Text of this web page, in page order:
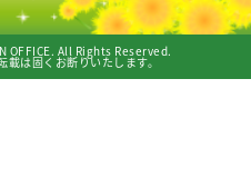
OFFICE. All Rights Reserved.
は固くお断りいたします。